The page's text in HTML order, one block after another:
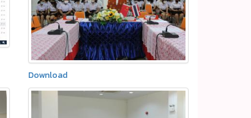
Download